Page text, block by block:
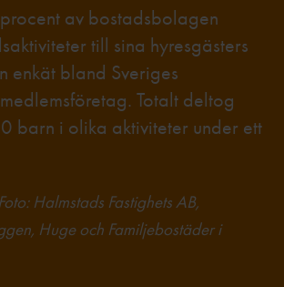
av bostadsbolagen
till sina hyresgästers
enkät bland Sveriges
Totalt deltog
barn i olika aktiviteter under ett
Halmstads Fastighets AB,
Huge och Familjebostäder i